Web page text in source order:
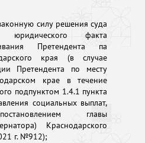
силу решения суда
юридического факта
Претендента па
края (в случае
Претендента по месту
крае в течение
подпунктом 1.4.1 пункта
социальных выплат,
главы
Краснодарского
г. №912);